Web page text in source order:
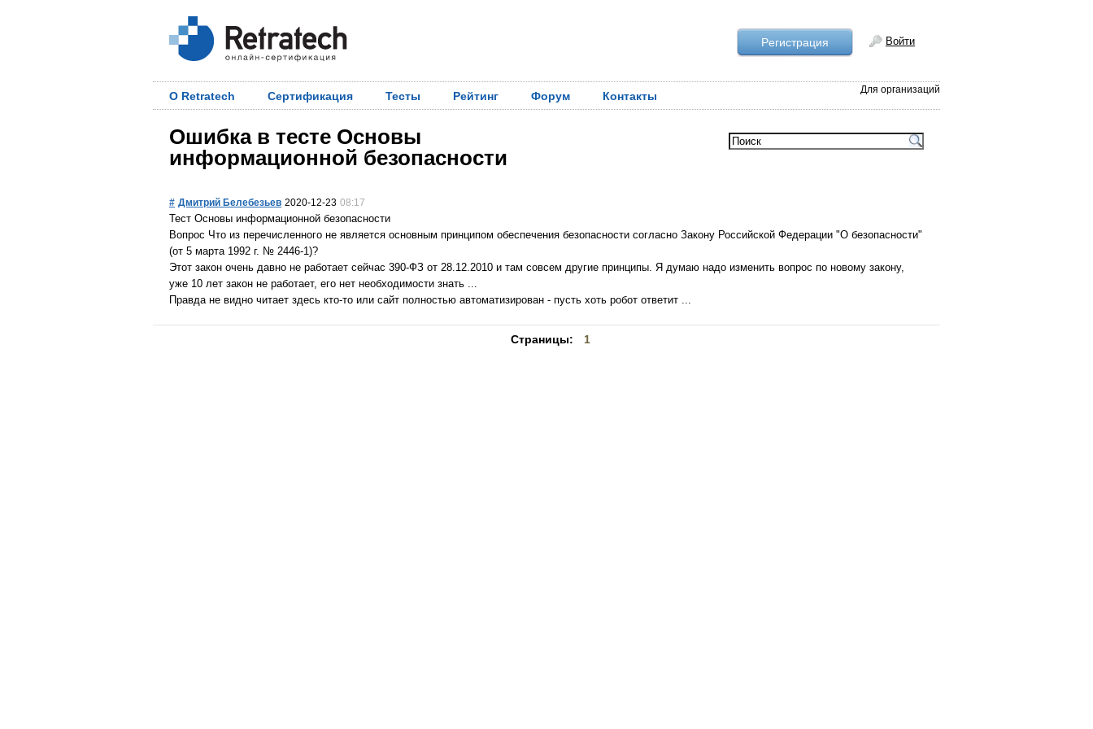
Рeгистрация Войти
Для организаций
О Retratech Сертификация Тесты Рейтинг Форум Контакты
Ошибка в тесте Основы
информационной безопасности
# Дмитрий Белебезьев 2020-12-23 08:17
Тест Основы информационной безопасности
Вопрос Что из перечисленного не является основным принципом обеспечения безопасности согласно Закону Российской Федерации "О безопасности"
(от 5 марта 1992 г. № 2446-1)?
Этот закон очень давно не работает сейчас 390-ФЗ от 28.12.2010 и там совсем другие принципы. Я думаю надо изменить вопрос по новому закону,
уже 10 лет закон не работает, его нет необходимости знать ...
Правда не видно читает здесь кто-то или сайт полностью автоматизирован - пусть хоть робот ответит ...
Страницы: 1